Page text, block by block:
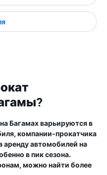
Багамах варьируются в
компании-прокатчика
аренду автомобилей на
в пик сезона.
можно найти более